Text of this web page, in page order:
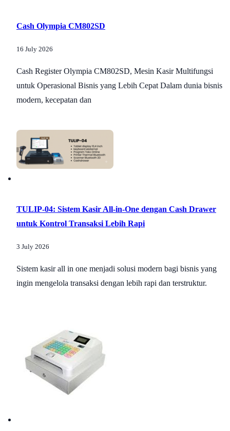
Cash Olympia CM802SD
16 July 2026
Cash Register Olympia CM802SD, Mesin Kasir Multifungsi
untuk Operasional Bisnis yang Lebih Cepat Dalam dunia bisnis
modern, kecepatan dan
TULIP-04: Sistem Kasir All-in-One dengan Cash Drawer
untuk Kontrol Transaksi Lebih Rapi
3 July 2026
Sistem kasir all in one menjadi solusi modern bagi bisnis yang
ingin mengelola transaksi dengan lebih rapi dan terstruktur.